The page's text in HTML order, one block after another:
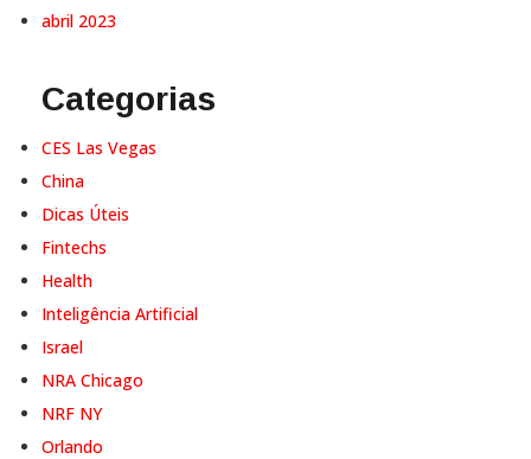
abril 2023
Categorias
CES Las Vegas
China
Dicas Úteis
Fintechs
Health
Inteligência Artificial
Israel
NRA Chicago
NRF NY
Orlando